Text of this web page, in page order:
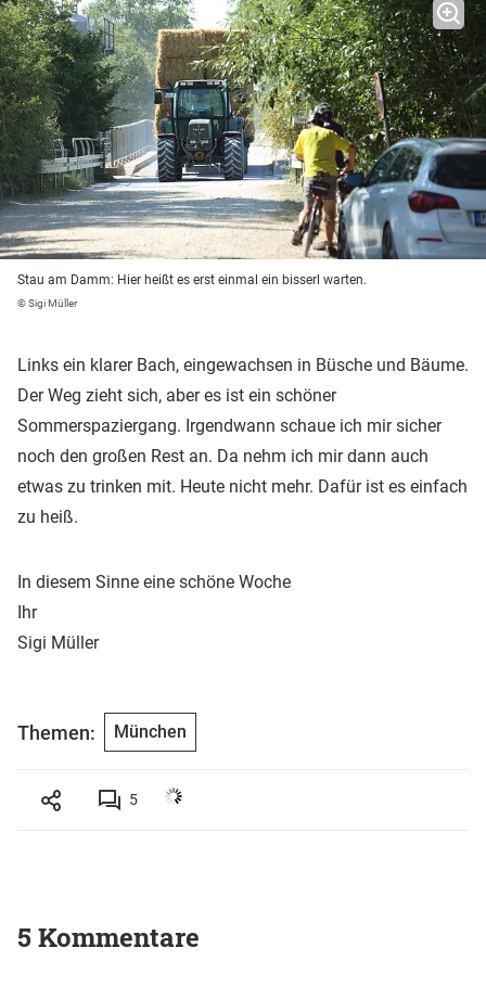
Stau am Damm: Hier heißt es erst einmal ein bisserl warten.
© Sigi Müller
Links ein klarer Bach, eingewachsen in Büsche und Bäume.
Der Weg zieht sich, aber es ist ein schöner
Sommerspaziergang. Irgendwann schaue ich mir sicher
noch den großen Rest an. Da nehm ich mir dann auch
etwas zu trinken mit. Heute nicht mehr. Dafür ist es einfach
zu heiß.
In diesem Sinne eine schöne Woche
Ihr
Sigi Müller
Themen: München
5
5 Kommentare